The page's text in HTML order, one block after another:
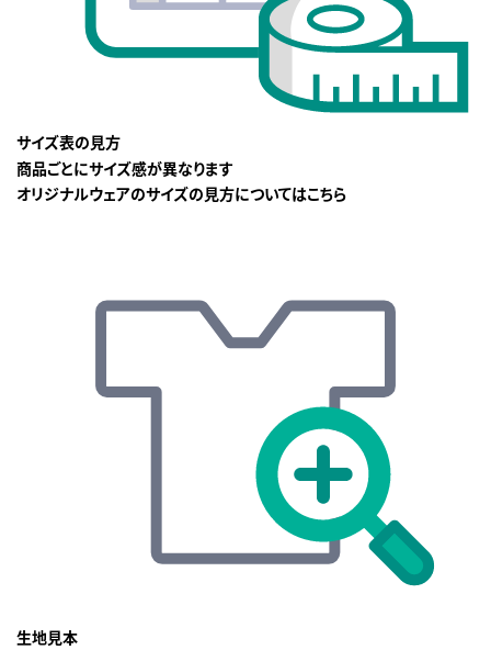
サイズ表の見方
商品ごとにサイズ感が異なります
オリジナルウェアのサイズの見方についてはこちら
生地見本